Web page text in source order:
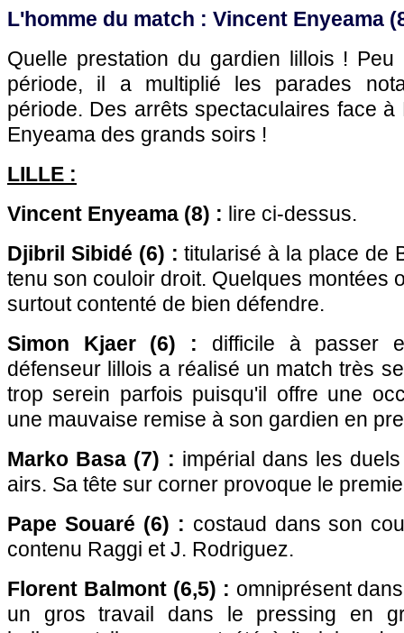
L'homme du match : Vincent Enyeama
Quelle prestation du gardien lillois ! Peu
période, il a multiplié les parades
période. Des arrêts spectaculaires face
Enyeama des grands soirs !
LILLE :
Vincent Enyeama (8) : lire ci-dessus.
Djibril Sibidé (6) : titularisé à la place de
tenu son couloir droit. Quelques montées
surtout contenté de bien défendre.
Simon Kjaer (6) : difficile à passer
défenseur lillois a réalisé un match très
trop serein parfois puisqu'il offre une
une mauvaise remise à son gardien en
Marko Basa (7) : impérial dans les
airs. Sa tête sur corner provoque le
Pape Souaré (6) : costaud dans son
contenu Raggi et J. Rodriguez.
Florent Balmont (6,5) : omniprésent
un gros travail dans le pressing en